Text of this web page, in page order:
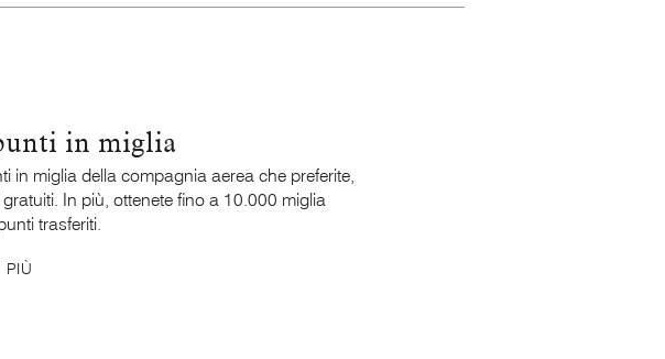
in miglia
in miglia della compagnia aerea che preferite,
In più, ottenete fino a 10.000 miglia
trasferiti.
PIÙ